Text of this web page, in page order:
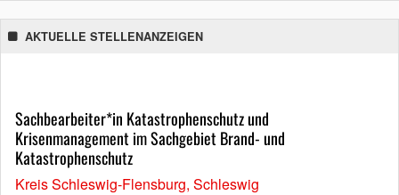
AKTUELLE STELLENANZEIGEN
Sachbearbeiter*in Katastrophenschutz und
Krisenmanagement im Sachgebiet Brand- und
Katastrophenschutz
Kreis Schleswig-Flensburg, Schleswig